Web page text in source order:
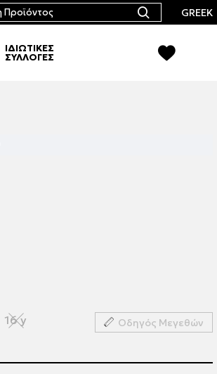
GREEK
ΙΔΙΩΤΙΚΕΣ
ΣΥΛΛΟΓΕΣ
16 y Οδηγός Μεγεθών